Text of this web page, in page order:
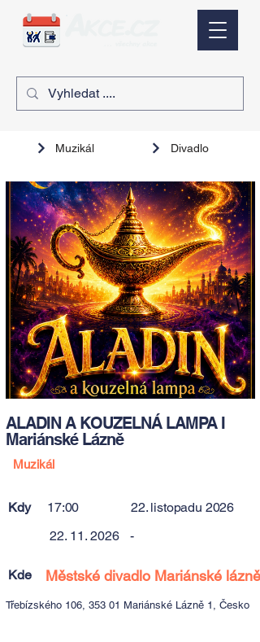
Muzikál Divadlo
ALADIN A KOUZELNÁ LAMPA I
Mariánské Lázně
Muzikál
Kdy 17:00
22. listopadu 2026
22. 11. 2026
-
Kde Městské divadlo Mariánské lázně
Třebízského 106, 353 01 Mariánské Lázně 1, Česko